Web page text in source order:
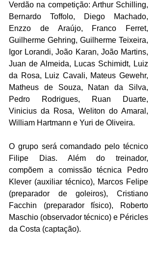
Verdão na competição: Arthur Schilling,
Bernardo Toffolo, Diego Machado,
Enzzo de Araújo, Franco Ferret,
Guilherme Gehring, Guilherme Teixeira,
Igor Lorandi, João Karan, João Martins,
Juan de Almeida, Lucas Schimidt, Luiz
da Rosa, Luiz Cavali, Mateus Gewehr,
Matheus de Souza, Natan da Silva,
Pedro Rodrigues, Ruan Duarte,
Vinicius da Rosa, Weliton do Amaral,
William Hartmann e Yuri de Oliveira.
O grupo será comandado pelo técnico
Filipe Dias. Além do treinador,
compõem a comissão técnica Pedro
Klever (auxiliar técnico), Marcos Felipe
(preparador de goleiros), Cristiano
Facchin (preparador físico), Roberto
Maschio (observador técnico) e Péricles
da Costa (captação).